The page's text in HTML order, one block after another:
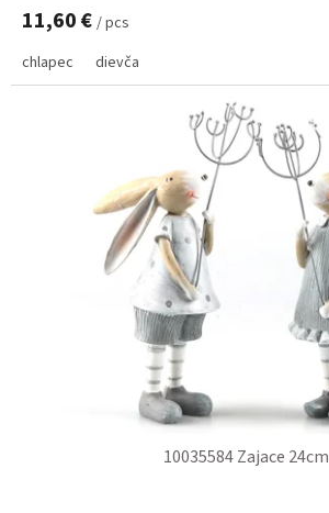
11,60 € / pcs
chlapec dievča
10035584 Zajace 24cm